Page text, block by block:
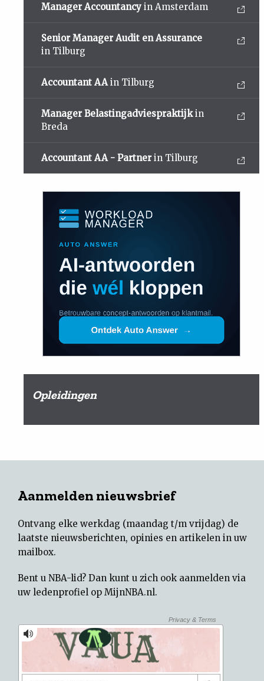
Manager Accountancy in Amsterdam
Senior Manager Audit en Assurance
in Tilburg
Accountant AAin Tilburg
Manager Belastingadviespraktijkin
Breda
Accountant AA - Partner in Tilburg
Opleidingen
Aanmelden nieuwsbrief
Ontvang elke werkdag (maandag t/m vrijdag) de
laatste nieuwsberichten, opinies en artikelen in uw
mailbox.
Bent u NBA-lid? Dan kunt u zich ook aanmelden via
uw ledenprofiel op MijnNBA.nl.